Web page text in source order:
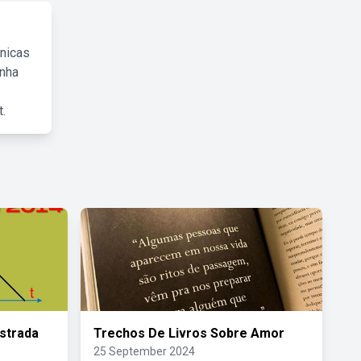
Trechos De Livros Sobre Amor
25 September 2024